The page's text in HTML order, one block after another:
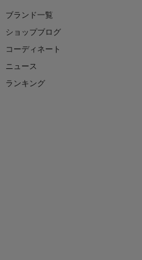
ブランド一覧
ショップブログ
コーディネート
ニュース
ランキング